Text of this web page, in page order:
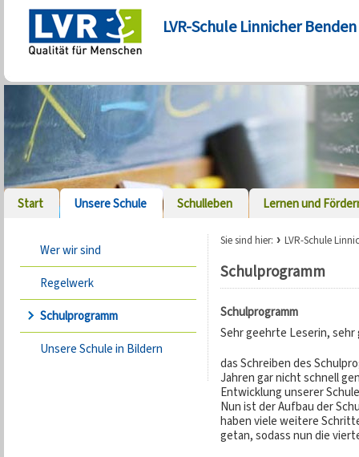
LVR-Schule Linnicher Benden
Start Unsere Schule Schulleben Lernen und
Wer wir sind
Regelwerk
Schulprogramm
Unsere Schule in Bildern
Sie sind hier: LVR-Schule
Schulprogramm
Schulprogramm
Sehr geehrte Leserin,
das Schreiben des
Jahren gar nicht schnell
Entwicklung unserer
Nun ist der Aufbau der
haben viele weitere
getan, sodass nun die